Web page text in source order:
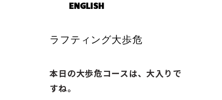
ENGLISH
ガイド紹介
ラフティング大歩危
本日の大歩危コースは、大入りで
すね。